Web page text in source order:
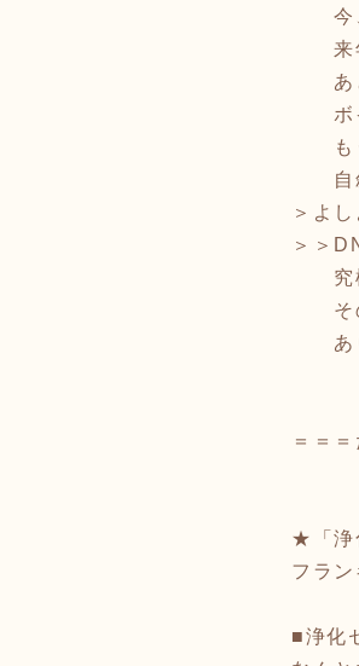
今、
来年
あと
ボイ
もう
自叙
＞よ
＞＞
究極
その
あり
＝＝
★「浄
フラ
■浄化